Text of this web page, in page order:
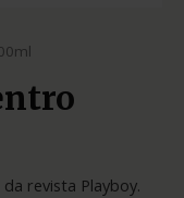
revista Playboy.